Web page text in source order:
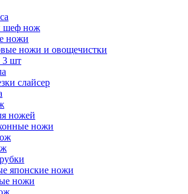
шеф нож
ножи
ножи и овощечистки
3 шт
слайсер
ножей
ножи
японские ножи
ножи